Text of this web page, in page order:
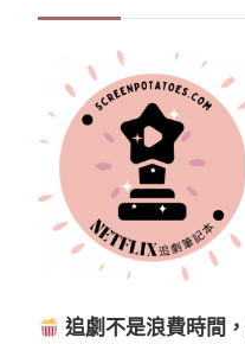
追劇不是浪費時間